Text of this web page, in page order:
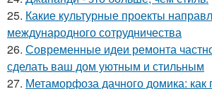
25. Какие культурные проекты
международного сотрудничества
26. Современные идеи ремонта
сделать ваш дом уютным и стильным
27. Метаморфоза дачного домика: как